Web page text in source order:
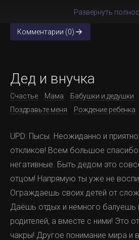
Развернуть
Комментарии (0)
Дед и внучка
Счастье Мама Бабушки и дедушки
Поздравьте меня
Рождение ребенка
UPD: Пысы. Неожиданно и
откликов! Всем большое
негативные. Быть дедом это
отцом! Напрямую ты уже не
Ограждаешь своих детей от
Даёшь отдых и немного балуешь
родителей, а вместе с ними! Это
чакры! Другое понимание мира и